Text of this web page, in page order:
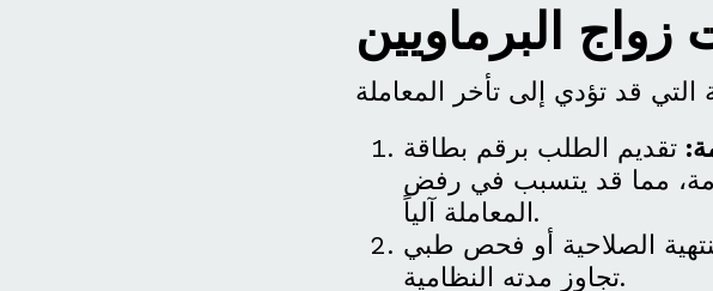
زواج البرماويين
تقديم الطلب برقم بطاقة
مما قد يتسبب في رفض
المعاملة آلياً.
الصلاحية أو فحص طبي
تجاوز مدته النظامية.